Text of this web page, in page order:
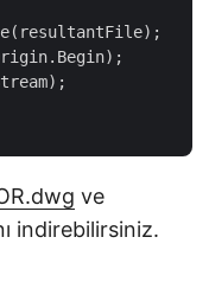
ve
indirebilirsiniz.